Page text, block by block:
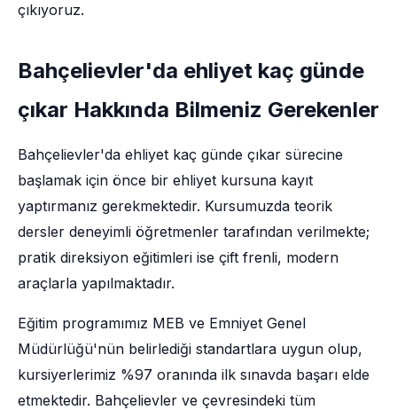
çıkıyoruz.
Bahçelievler'da ehliyet kaç günde
çıkar Hakkında Bilmeniz Gerekenler
Bahçelievler'da ehliyet kaç günde çıkar sürecine
başlamak için önce bir ehliyet kursuna kayıt
yaptırmanız gerekmektedir. Kursumuzda teorik
dersler deneyimli öğretmenler tarafından verilmekte;
pratik direksiyon eğitimleri ise çift frenli, modern
araçlarla yapılmaktadır.
Eğitim programımız MEB ve Emniyet Genel
Müdürlüğü'nün belirlediği standartlara uygun olup,
kursiyerlerimiz %97 oranında ilk sınavda başarı elde
etmektedir. Bahçelievler ve çevresindeki tüm